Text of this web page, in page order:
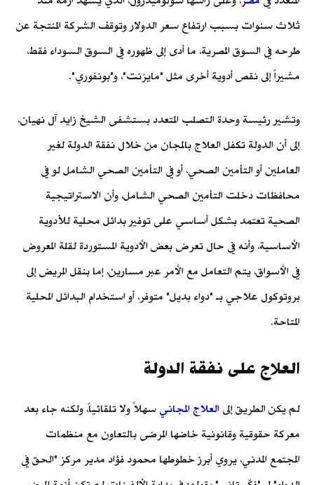
ثلاث سنوات بسبب ارتفاع سعر الدولار وتوقف الشركة المنتجة عن
طرحه في السوق المصرية، ما أدى إلى ظهوره في السوق السوداء فقط،
مشيراً إلى نقص أدوية أخرى مثل "مايزنت"، و"بونفوري".
وتشير رئيسة وحدة التصلب المتعدد بستشفى الشيخ زايد آل نهيان،
إلى أن الدولة تكفل العلاج بالمجان من خلال نفقة الدولة لغير
العاملين أو التأمين الصحي، أو في التأمين الصحي الشامل لو في
محافظات دخلت التأمين الصحي الشامل، وأن الاستراتيجية
الصحية تعتمد بشكل أساسي على توفير بدائل محلية للأدوية
الأساسية، وأنه في حال تعرض بعض الأدوية المستوردة لقلة المعروض
في الأسواق، يتم التعامل مع الأمر عبر مسارين، إما بنقل المريض إلى
بروتوكول علاجي بـ "دواء بديل" متوفر، أو استخدام البدائل المحلية
المتاحة.
العلاج على نفقة الدولة
لم يكن الطريق إلى العلاج المجاني سهلاً ولا تلقائياً، ولكنه جاء بعد
معركة حقوقية وقانونية خاضها المرضى بالتعاون مع منظمات
المجتمع المدني، يروي أبرز خطوطها محمود فؤاد مدير مركز "الحق في